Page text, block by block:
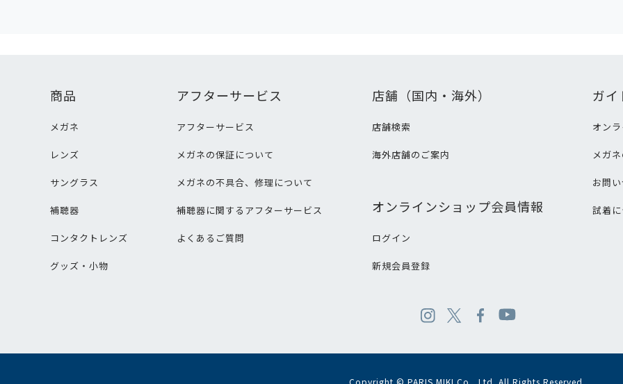
商品
メガネ
レンズ
サングラス
補聴器
コンタクトレンズ
グッズ・小物
アフターサービス
アフターサービス
メガネの保証について
メガネの不具合、修理について
補聴器に関するアフターサービス
よくあるご質問
店舗（国内・海外）
店舗検索
海外店舗のご案内
オンラインショップ会員情報
ログイン
新規会員登録
ガイ
オン
メガ
お問
試着
Copyright © PARIS MIKI Co., Ltd. All Rights Reserved.